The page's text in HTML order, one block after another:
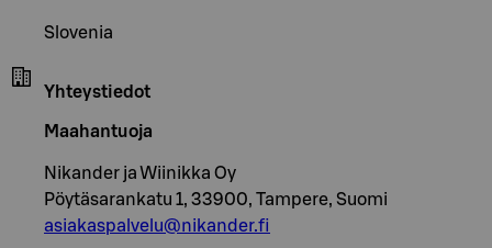
Slovenia
Yhteystiedot
Maahantuoja
Nikander ja Wiinikka Oy
Pöytäsarankatu 1, 33900, Tampere, Suomi
asiakaspalvelu@nikander.fi